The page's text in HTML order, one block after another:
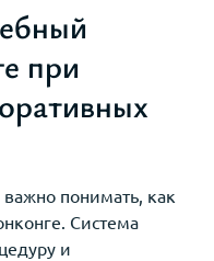
при
понимать, как
Система
и